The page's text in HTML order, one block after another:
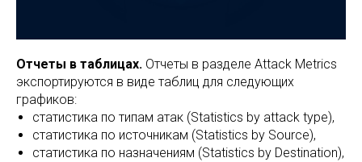
Отчеты в таблицах. Отчеты в разделе Attack Metrics
экспортируются в виде таблиц для следующих
графиков:
статистика по типам атак (Statistics by attack type),
статистика по источникам (Statistics by Source),
статистика по назначениям (Statistics by Destination),